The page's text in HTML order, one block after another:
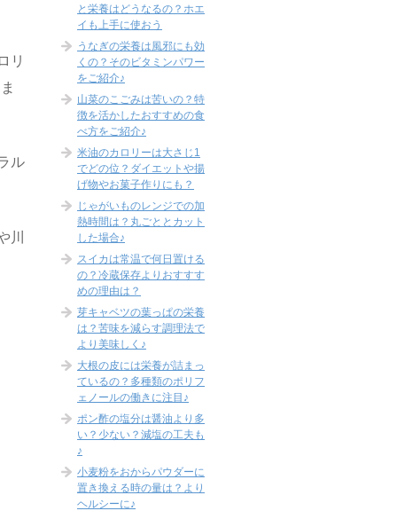
リ
ル
川
と栄養はどうなるの？ホエ
イも上手に使おう
うなぎの栄養は風邪にも効
くの？そのビタミンパワー
をご紹介♪
山菜のこごみは苦いの？特
徴を活かしたおすすめの食
べ方をご紹介♪
米油のカロリーは大さじ1
でどの位？ダイエットや揚
げ物やお菓子作りにも？
じゃがいものレンジでの加
熱時間は？丸ごととカット
した場合♪
スイカは常温で何日置ける
の？冷蔵保存よりおすすす
めの理由は？
芽キャベツの葉っぱの栄養
は？苦味を減らす調理法で
より美味しく♪
大根の皮には栄養が詰まっ
ているの？多種類のポリフ
ェノールの働きに注目♪
ポン酢の塩分は醤油より多
い？少ない？減塩の工夫も
♪
小麦粉をおからパウダーに
置き換える時の量は？より
ヘルシーに♪